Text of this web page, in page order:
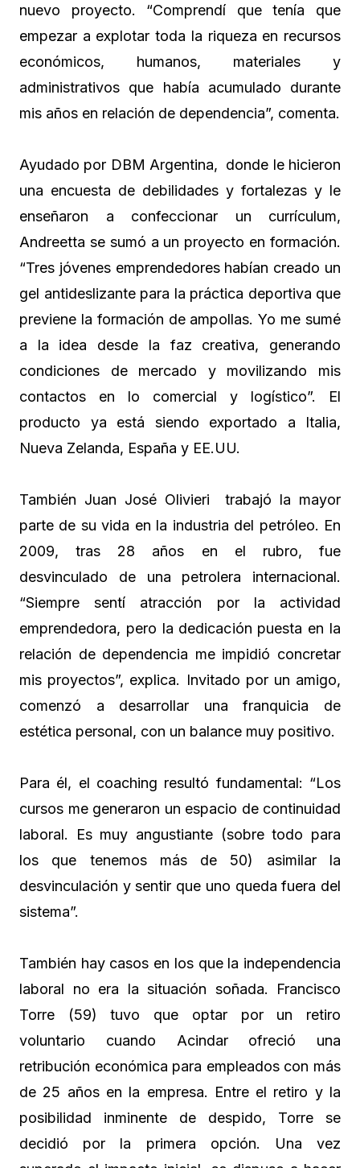
nuevo proyecto. “Comprendí que tenía que
empezar a explotar toda la riqueza en recursos
económicos, humanos, materiales y
administrativos que había acumulado durante
mis años en relación de dependencia”, comenta.
Ayudado por DBM Argentina, donde le hicieron
una encuesta de debilidades y fortalezas y le
enseñaron a confeccionar un currículum,
Andreetta se sumó a un proyecto en formación.
“Tres jóvenes emprendedores habían creado un
gel antideslizante para la práctica deportiva que
previene la formación de ampollas. Yo me sumé
a la idea desde la faz creativa, generando
condiciones de mercado y movilizando mis
contactos en lo comercial y logístico”. El
producto ya está siendo exportado a Italia,
Nueva Zelanda, España y EE.UU.
También Juan José Olivieri trabajó la mayor
parte de su vida en la industria del petróleo. En
2009, tras 28 años en el rubro, fue
desvinculado de una petrolera internacional.
“Siempre sentí atracción por la actividad
emprendedora, pero la dedicación puesta en la
relación de dependencia me impidió concretar
mis proyectos”, explica. Invitado por un amigo,
comenzó a desarrollar una franquicia de
estética personal, con un balance muy positivo.
Para él, el coaching resultó fundamental: “Los
cursos me generaron un espacio de continuidad
laboral. Es muy angustiante (sobre todo para
los que tenemos más de 50) asimilar la
desvinculación y sentir que uno queda fuera del
sistema”.
También hay casos en los que la independencia
laboral no era la situación soñada. Francisco
Torre (59) tuvo que optar por un retiro
voluntario cuando Acindar ofreció una
retribución económica para empleados con más
de 25 años en la empresa. Entre el retiro y la
posibilidad inminente de despido, Torre se
decidió por la primera opción. Una vez